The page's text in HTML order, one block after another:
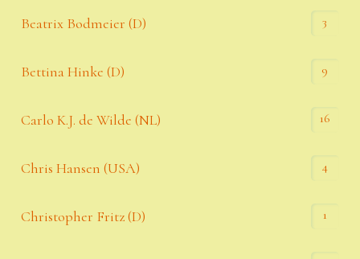
Beatrix Bodmeier (D) 3
Bettina Hinke (D) 9
Carlo K.J. de Wilde (NL) 16
Chris Hansen (USA) 4
Christopher Fritz (D) 1